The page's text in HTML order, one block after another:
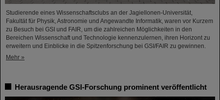
Studierende eines Wissenschaftsclubs an der Jagiellonen-Universität,
Fakultät für Physik, Astronomie und Angewandte Informatik, waren vor Kurzem
zu Besuch bei GSI und FAIR, um die zahlreichen Möglichkeiten in den
Bereichen Wissenschaft und Technologie kennenzulernen, ihren Horizont zu
erweitern und Einblicke in die Spitzenforschung bei GSI/FAIR zu gewinnen.
Mehr »
Herausragende GSI-Forschung prominent veröffentlicht